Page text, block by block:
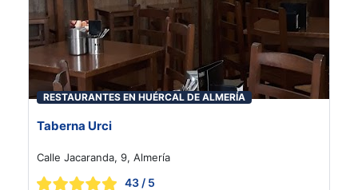
RESTAURANTES EN HUÉRCAL DE ALMERÍA
Taberna Urci
Calle Jacaranda, 9, Almería
43 / 5